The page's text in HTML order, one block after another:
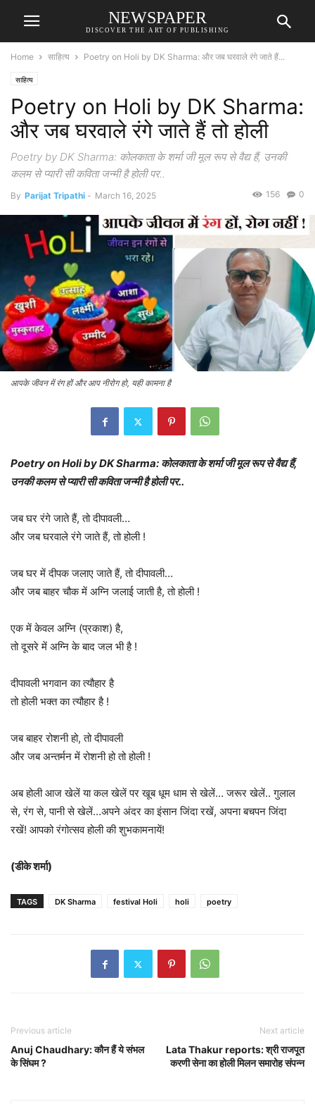
NEWSPAPER
DISCOVER THE ART OF PUBLISHING
Home साहित्य Poetry on Holi by DK Sharma: और जब घरवाले रंगे जाते हैं...
साहित्य
Poetry on Holi by DK Sharma:
और जब घरवाले रंगे जाते हैं तो होली
Poetry by DK Sharma: कोलकाता के शर्मा जी मूल रूप से वैद्य हैं, उनकी
कलम से प्यारी सी कविता जन्मी है होली पर..
By Parijat Tripathi - March 16, 2025 0
156
आपके जीवन में रंग हों और आप नीरोग हो, यही कामना है
Poetry on Holi by DK Sharma: कोलकाता के शर्मा जी मूल रूप से वैद्य हैं,
उनकी कलम से प्यारी सी कविता जन्मी है होली पर..
जब घर रंगे जाते हैं, तो दीपावली…
और जब घरवाले रंगे जाते हैं, तो होली !
जब घर में दीपक जलाए जाते हैं, तो दीपावली…
और जब बाहर चौक में अग्नि जलाई जाती है, तो होली !
एक में केवल अग्नि (प्रकाश) है,
तो दूसरे में अग्नि के बाद जल भी है !
दीपावली भगवान का त्यौहार है
तो होली भक्त का त्यौहार है !
जब बाहर रोशनी हो, तो दीपावली
और जब अन्तर्मन में रोशनी हो तो होली !
अब होली आज खेलें या कल खेलें पर खूब धूम धाम से खेलें… जरूर खेलें.. गुलाल
से, रंग से, पानी से खेलें…अपने अंदर का इंसान जिंदा रखें, अपना बचपन जिंदा
रखें! आपको रंगोत्सव होली की शुभकामनायें!
(डीके शर्मा)
TAGS DK Sharma festival Holi holi poetry
Previous article
Anuj Chaudhary: कौन हैं ये संभल
के सिंघम ?
Next article
Lata Thakur reports: श्री राजपूत
करणी सेना का होली मिलन समारोह संपन्न